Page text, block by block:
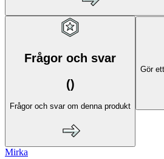
Frågor och svar
()
Frågor och svar om denna produkt
Gör
Mirka